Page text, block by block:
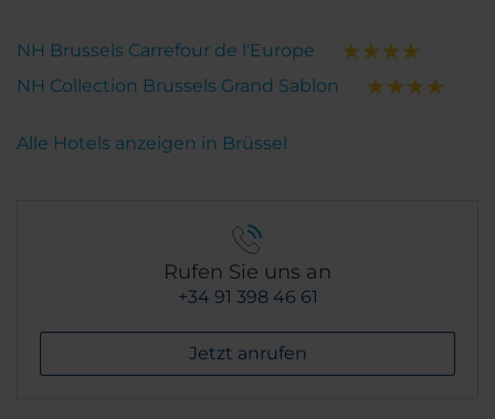
NH Brussels Carrefour de l'Europe
NH Collection Brussels Grand Sablon
Alle Hotels anzeigen in Brüssel
Rufen Sie uns an
+34 91 398 46 61
Jetzt anrufen